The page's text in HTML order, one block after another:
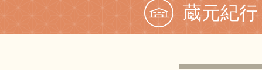
蔵元紀行